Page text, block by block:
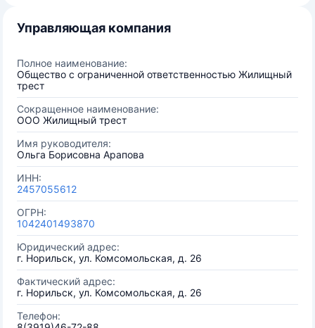
Управляющая компания
Полное наименование:
Общество с ограниченной ответственностью Жилищный
трест
Сокращенное наименование:
ООО Жилищный трест
Имя руководителя:
Ольга Борисовна Арапова
ИНН:
2457055612
ОГРН:
1042401493870
Юридический адрес:
г. Норильск, ул. Комсомольская, д. 26
Фактический адрес:
г. Норильск, ул. Комсомольская, д. 26
Телефон: